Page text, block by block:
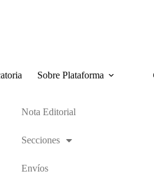
Sobre Plataforma
Nota Editorial
Secciones
Envíos